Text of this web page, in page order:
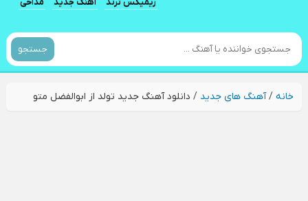
جستجو
خانه/آهنگ های جدید / دانلود آهنگ جدید تولد از ابوالفضل متو